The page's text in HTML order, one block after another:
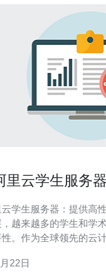
里云学生服务
生服务器：提供高性能云服务
越来越多的学生和学
。作为全球领先的云
国，阿里云学生服务
22日